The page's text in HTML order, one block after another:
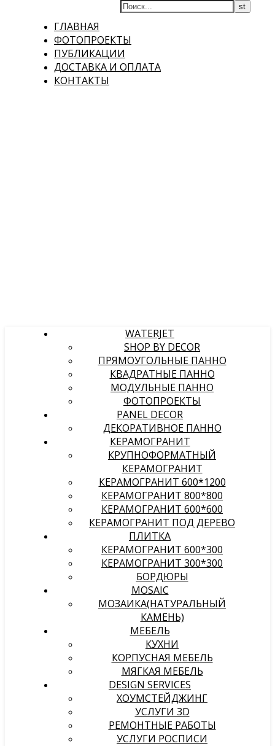
ГЛАВНАЯ
ФОТОПРОЕКТЫ
ПУБЛИКАЦИИ
ДОСТАВКА И ОПЛАТА
КОНТАКТЫ
WATERJET
SHOP BY DECOR
ПРЯМОУГОЛЬНЫЕ ПАННО
КВАДРАТНЫЕ ПАННО
МОДУЛЬНЫЕ ПАННО
ФОТОПРОЕКТЫ
PANEL DECOR
ДЕКОРАТИВНОЕ ПАННО
КЕРАМОГРАНИТ
КРУПНОФОРМАТНЫЙ
КЕРАМОГРАНИТ
КЕРАМОГРАНИТ 600*1200
КЕРАМОГРАНИТ 800*800
КЕРАМОГРАНИТ 600*600
КЕРАМОГРАНИТ ПОД ДЕРЕВО
ПЛИТКА
КЕРАМОГРАНИТ 600*300
КЕРАМОГРАНИТ 300*300
БОРДЮРЫ
MOSAIC
МОЗАИКА(НАТУРАЛЬНЫЙ
КАМЕНЬ)
МЕБЕЛЬ
КУХНИ
КОРПУСНАЯ МЕБЕЛЬ
МЯГКАЯ МЕБЕЛЬ
DESIGN SERVICES
ХОУМСТЕЙДЖИНГ
УСЛУГИ 3D
РЕМОНТНЫЕ РАБОТЫ
УСЛУГИ РОСПИСИ